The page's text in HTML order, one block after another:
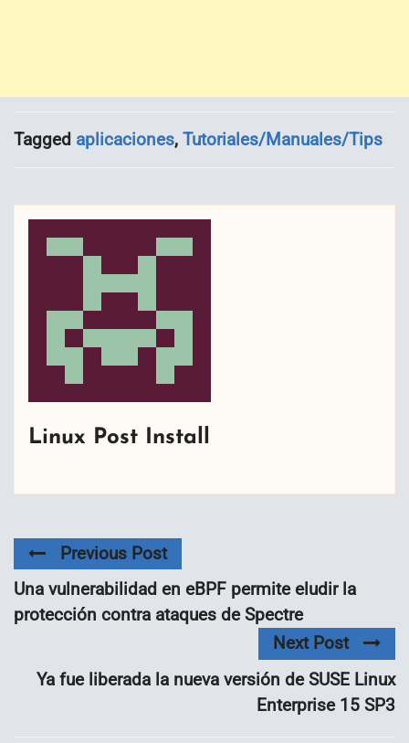
Tagged aplicaciones, Tutoriales/Manuales/Tips
Linux Post Install
Previous Post
Una vulnerabilidad en eBPF permite eludir la
protección contra ataques de Spectre
Next Post
Ya fue liberada la nueva versión de SUSE Linux
Enterprise 15 SP3